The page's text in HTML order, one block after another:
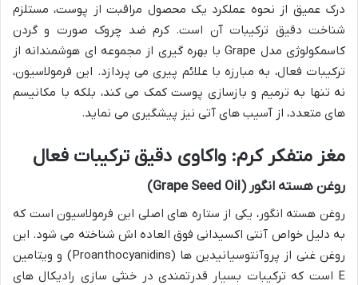
درک عمیق از نحوه عملکرد یک محصول مراقبت از پوست، مستلزم
شناخت دقیق ترکیبات آن است. کرم ضد چروک صورت و گردن
کاسمکولوژی مدل Grape با بهره گیری از مجموعه ای هوشمندانه از
ترکیبات فعال، به مبارزه با علائم پیری می پردازد. این فرمولاسیون،
نه تنها به ترمیم و بازسازی پوست کمک می کند، بلکه با مکانیسم
های متعدد، از آسیب های آتی نیز پیشگیری می نماید.
مغز متفکر کرم: واکاوی دقیق ترکیبات فعال
روغن هسته انگور (Grape Seed Oil)
روغن هسته انگور، یکی از ستاره های اصلی این فرمولاسیون است که
به دلیل خواص آنتی اکسیدانی فوق العاده اش شناخته می شود. این
روغن غنی از پروآنتوسیانیدین ها (Proanthocyanidins) و ویتامین
E است که ترکیبات بسیار قدرتمندی در خنثی سازی رادیکال های